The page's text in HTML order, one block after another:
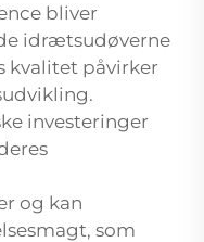
bliver
idrætsudøverne
kvalitet påvirker
investeringer
og kan
som